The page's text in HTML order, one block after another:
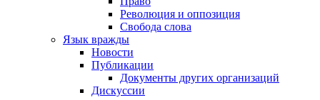
Революция и оппозиция
Свобода слова
Язык вражды
Новости
Публикации
Документы других организаций
Дискуссии